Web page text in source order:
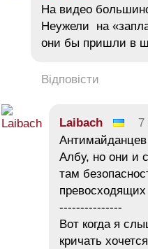
На видео
Неужели на
они бы пришли в
Відповісти
Laibach 7
Албу, но они и
там
---------------
Вот когда я
кричать